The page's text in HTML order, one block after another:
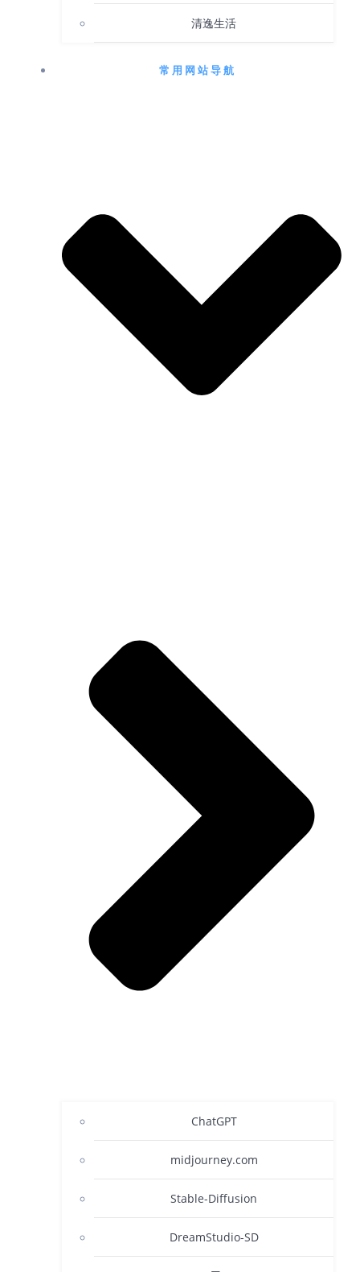
清逸生活
常用网站导航
ChatGPT
midjourney.com
Stable-Diffusion
DreamStudio-SD